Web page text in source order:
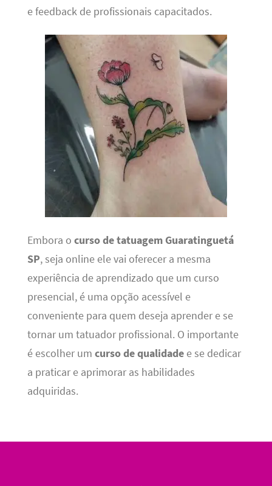
e feedback de profissionais capacitados.
Embora o curso de tatuagem Guaratinguetá
SP, seja online ele vai oferecer a mesma
experiência de aprendizado que um curso
presencial, é uma opção acessível e
conveniente para quem deseja aprender e se
tornar um tatuador profissional. O importante
é escolher um curso de qualidadee se dedicar
a praticar e aprimorar as habilidades
adquiridas.